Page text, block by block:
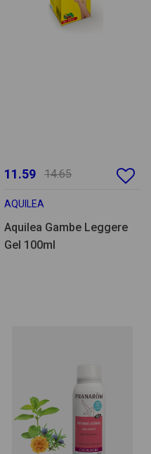
11.59 14.65
AQUILEA
Aquilea Gambe Leggere
Gel 100ml